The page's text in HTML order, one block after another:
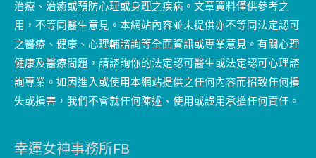
治療、治癒或預防心理或身理之疾病。文章資料僅供參考之
用，不等同醫生意見。本網站內容並未提供亦不等同法定認可
之醫療、健康、心理輔諮詢等全面資訊或專業意見。有關心理
健康及醫療問題，請諮詢你的法定認可醫生或法定認可心理諮
詢專業。如因進入或使用本網站提供之任何內容而招致任何損
失或損害，我們不會就任何陳述、使用或誤用承擔任何責任。
幸運女神事務所FB